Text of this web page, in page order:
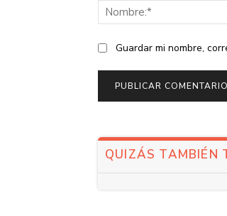
Guardar mi nombre,
QUIZÁS TAMBIÉN